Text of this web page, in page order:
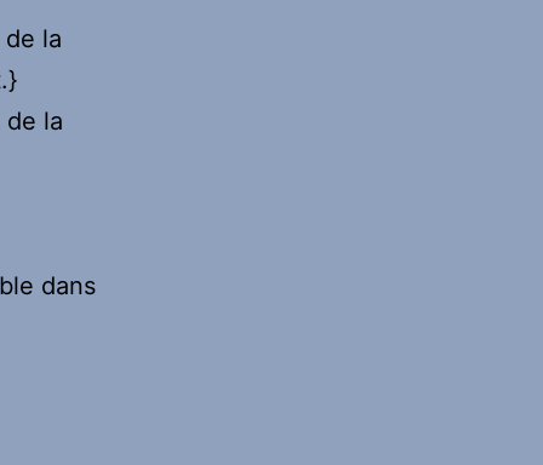
la
de la
dans